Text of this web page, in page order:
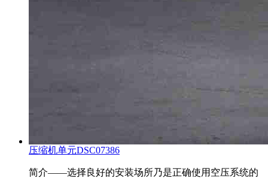
压缩机单元DSC07386
简介——选择良好的安装场所乃是正确使用空压系统的